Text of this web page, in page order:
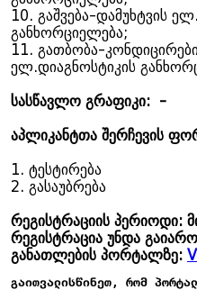
10. გაშვება-დამუხტვის
განხორციელება;
11. გათბობა-
ელ.დიაგნოსტიკის
სასწავლო გრაფიკი: -
აპლიკანტთა შერჩევის
1. ტესტირება
2. გასაუბრება
რეგისტრაციის პერიოდი:
რეგისტრაცია უნდა
განათლების პორტალზე:
გაითვალისწინეთ, რომ